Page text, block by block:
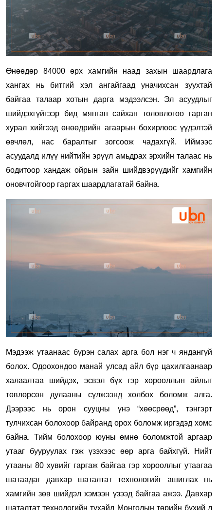
Өнөөдөр 84000 өрх хамгийн наад захын шаардлага
хангах нь битгий хэл ангайгаад уначихсан зуухтай
байгаа талаар хотын дарга мэдээлсэн. Эл асуудлыг
шийдэхгүйгээр бид мянган сайхан төлөвлөгөө гарган
хурал хийгээд өнөөдрийн агаарын бохирлоос үүдэлтэй
өвчлөл, нас баралтыг зогсоож чадахгүй. Иймээс
асуудалд илүү нийтийн эрүүл амьдрах эрхийн талаас нь
бодитоор хандаж ойрын зайн шийдвэрүүдийг хамгийн
оновчтойгоор гаргах шаардлагатай байна.
Мэдээж утаанаас бүрэн салах арга бол нэг ч яндангүй
болох. Одоохондоо манай улсад айл бүр цахилгаанаар
халаалтаа шийдэх, эсвэл бүх гэр хорооллын айлыг
төвлөрсөн дулааны сүлжээнд холбох боломж алга.
Дээрээс нь орон сууцны үнэ “хөөсрөөд”, тэнгэрт
тулчихсан болохоор байранд орох боломж иргэдэд хомс
байна. Тийм болохоор юуны өмнө боломжтой аргаар
утааг бууруулах гэж үзэхээс өөр арга байхгүй. Нийт
утааны 80 хувийг гаргаж байгаа гэр хорооллыг утаагаа
шатаадаг давхар шаталтат технологийг ашиглах нь
хамгийн зөв шийдэл хэмээн үзээд байгаа ажээ. Давхар
шаталтат технологийн тухайд Монголын төрийн бүхий л